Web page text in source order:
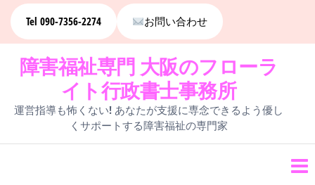
コ
ン
へ
Tel 090-7356-2274 お問い合わせ
障害福祉専門 大阪のフローラ
イト行政書士事務所
運営指導も怖くない! あなたが支援に専念できるよう優し
くサポートする障害福祉の専門家